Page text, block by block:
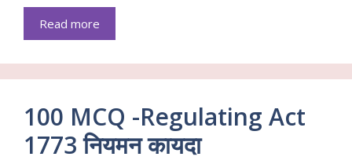
Read more
100 MCQ -Regulating Act
1773 नियमन कायदा